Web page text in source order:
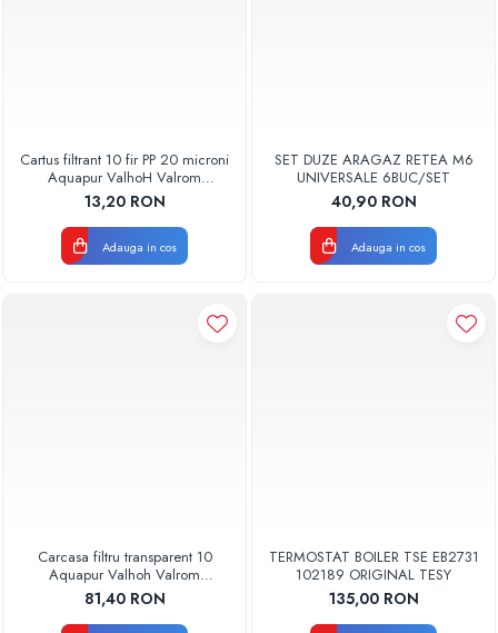
Cartus filtrant 10 fir PP 20 microni
Aquapur ValhoH Valrom
AQUA07000210020
13,20 RON
Adauga in cos
SET DUZE ARAGAZ RETEA M6
UNIVERSALE 6BUC/SET
40,90 RON
Adauga in cos
Carcasa filtru transparent 10
Aquapur Valhoh Valrom
AQUA00110001032
81,40 RON
TERMOSTAT BOILER TSE EB2731
102189 ORIGINAL TESY
135,00 RON